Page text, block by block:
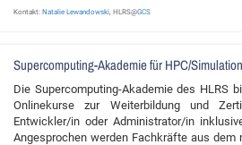
Kontakt: Natalie Lewandowski , HLRS@GCS
Supercomputing-Akademie für HPC/
Die Supercomputing-Akademie des HLRS
Onlinekurse zur Weiterbildung und
Entwickler/in oder Administrator/in
Angesprochen werden Fachkräfte aus